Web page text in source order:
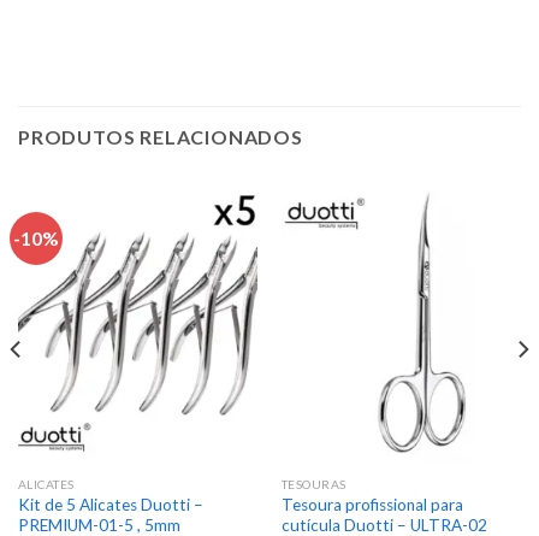
PRODUTOS RELACIONADOS
-10%
ALICATES
Kit de 5 Alicates Duotti –
PREMIUM-01-5 , 5mm
TESOURAS
Tesoura profissional para
cutícula Duotti – ULTRA-02